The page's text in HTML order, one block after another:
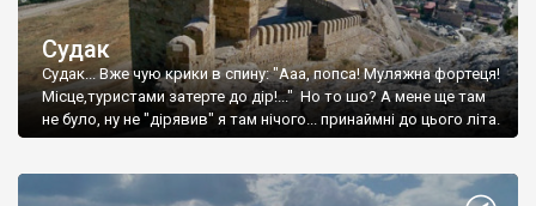
Судак
Судак... Вже чую крики в спину: "Ааа, попса! Муляжна фортеця!
Місце,туристами затерте до дір!..." Но то шо? А мене ще там
не було, ну не "дірявив" я там нічого... принаймні до цього літа.